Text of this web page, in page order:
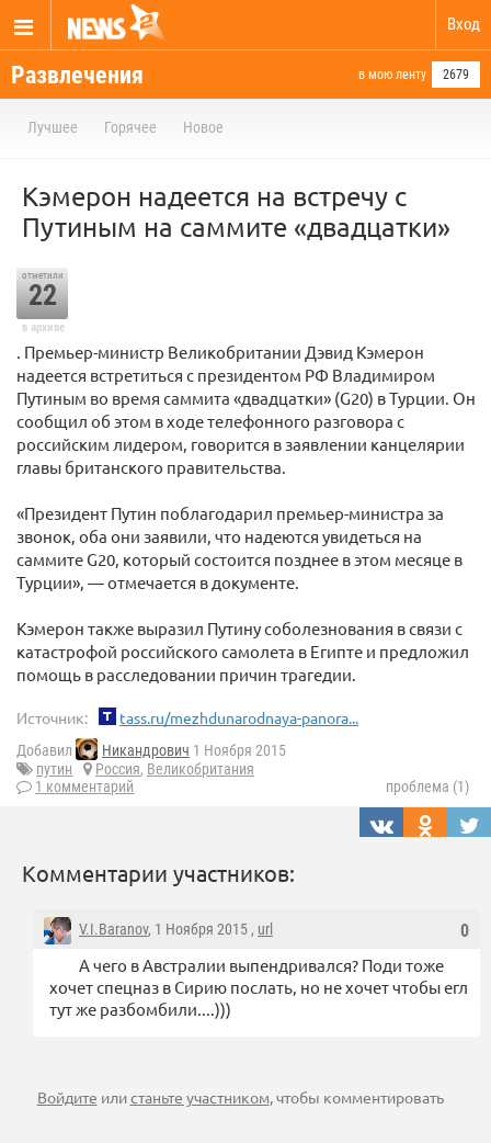
Вход
Развлечения в мою ленту 2679
Лучшее Горячее Новое
Кэмерон надеется на встречу с
Путиным на саммите «двадцатки»
отметили
22
в архиве
. Премьер-министр Великобритании Дэвид Кэмерон
надеется встретиться с президентом РФ Владимиром
Путиным во время саммита «двадцатки» (G20) в Турции. Он
сообщил об этом в ходе телефонного разговора с
российским лидером, говорится в заявлении канцелярии
главы британского правительства.
«Президент Путин поблагодарил премьер-министра за
звонок, оба они заявили, что надеются увидеться на
саммите G20, который состоится позднее в этом месяце в
Турции», — отмечается в документе.
Кэмерон также выразил Путину соболезнования в связи с
катастрофой российского самолета в Египте и предложил
помощь в расследовании причин трагедии.
Источник: tass.ru/mezhdunarodnaya-panora...
Добавил Никандрович 1 Ноября 2015
путин
Россия, Великобритания
1 комментарий
проблема (1)
Комментарии участников:
0
V.I.Baranov, 1 Ноября 2015 , url
А чего в Австралии выпендривался? Поди тоже
хочет спецназ в Сирию послать, но не хочет чтобы егл
тут же разбомбили....)))
Войдите илистаньте участником, чтобы комментировать